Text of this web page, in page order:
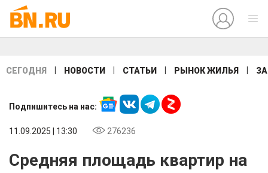
СЕГОДНЯ НОВОСТИ СТАТЬИ РЫНОК ЖИЛЬЯ
Подпишитесь на нас:
11.09.2025 | 13:30 276236
Средняя площадь квартир на